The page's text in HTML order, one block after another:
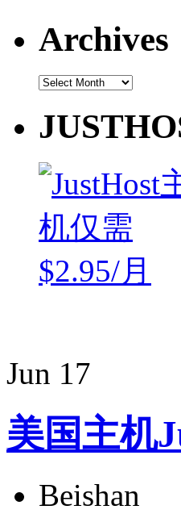
Archives
Archives
Jun 17
美国主机
Beishan